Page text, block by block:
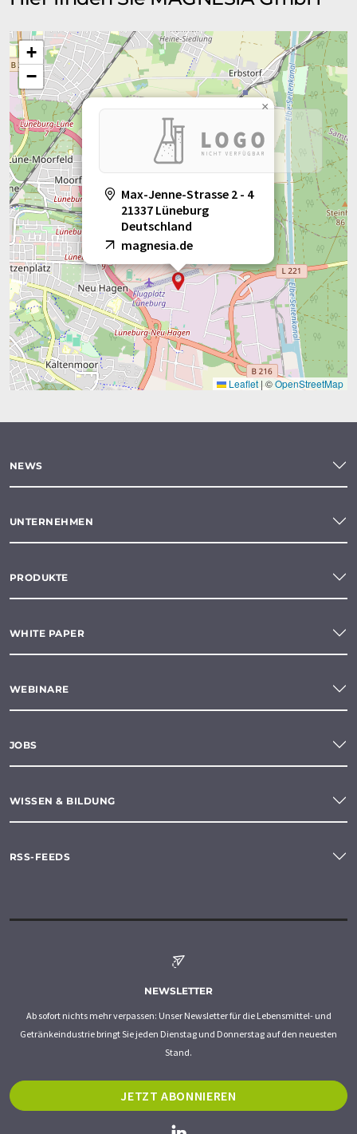
Max-Jenne-Strasse 2 - 4
21337 Lüneburg
Deutschland
magnesia.de
×
+
−
Leaflet | ©OpenStreetMap
NEWS
UNTERNEHMEN
PRODUKTE
WHITE PAPER
WEBINARE
JOBS
WISSEN & BILDUNG
RSS-FEEDS
NEWSLETTER
Ab sofort nichts mehr verpassen: Unser Newsletter für die Lebensmittel- und
Getränkeindustrie bringt Sie jeden Dienstag und Donnerstag auf den neuesten
Stand.
JETZT ABONNIEREN